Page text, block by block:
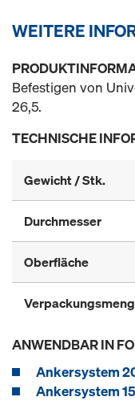
WEITERE
Befestigen von
26,5.
TECHNISCHE
Gewicht / Stk.
Durchmesser
Oberfläche
ANWENDBAR IN
Ankersystem
Ankersystem